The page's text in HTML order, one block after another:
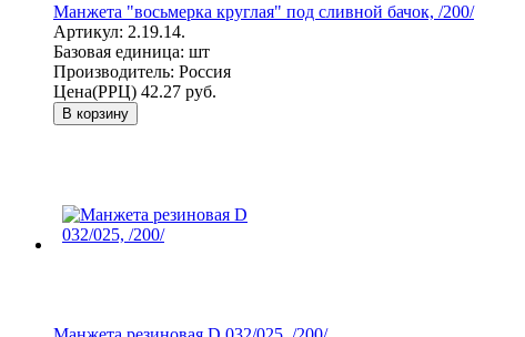
Манжета "восьмерка круглая" под сливной бачок, /200/
Артикул: 2.19.14.
Базовая единица: шт
Производитель: Россия
Цена(РРЦ) 42.27 руб.
В корзину